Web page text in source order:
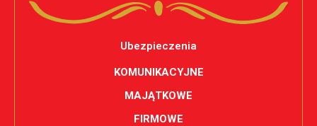
Ubezpieczenia
KOMUNIKACYJNE
MAJĄTKOWE
FIRMOWE